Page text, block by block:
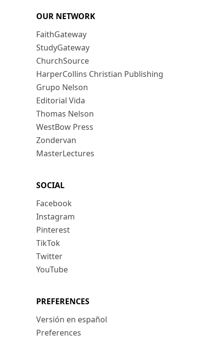
OUR NETWORK
FaithGateway
StudyGateway
ChurchSource
HarperCollins Christian Publishing
Grupo Nelson
Editorial Vida
Thomas Nelson
WestBow Press
Zondervan
MasterLectures
SOCIAL
Facebook
Instagram
Pinterest
TikTok
Twitter
YouTube
PREFERENCES
Versión en español
Preferences